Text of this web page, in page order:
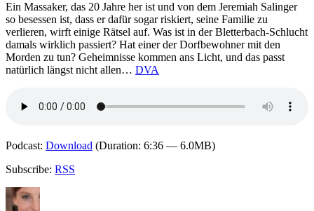
Ein Massaker, das 20 Jahre her ist und von dem Jeremiah Salinger
so besessen ist, dass er dafür sogar riskiert, seine Familie zu
verlieren, wirft einige Rätsel auf. Was ist in der Bletterbach-Schlucht
damals wirklich passiert? Hat einer der Dorfbewohner mit den
Morden zu tun? Geheimnisse kommen ans Licht, und das passt
natürlich längst nicht allen… DVA
Podcast: Download (Duration: 6:36 — 6.0MB)
Subscribe: RSS
Autor